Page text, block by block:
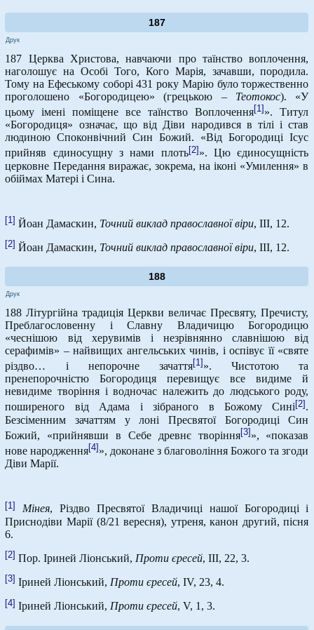
187
Друк
187 Церква Христова, навчаючи про таїнство воплочення,
наголошує на Особі Того, Кого Марія, зачавши, породила.
Тому на Ефеському соборі 431 року Марію було торжественно
проголошено «Богородицею» (грецькою – Теотокос). «У
цьому імені поміщене все таїнство Воплочення[1] ». Титул
«Богородиця» означає, що від Діви народився в тілі і став
людиною Споконвічний Син Божий. «Від Богородиці Ісус
прийняв єдиносущну з нами плоть[2]». Цю єдиносущність
церковне Передання виражає, зокрема, на іконі «Умилення» в
обіймах Матері і Сина.
[1] Йоан Дамаскин, Точний виклад православної віри, ІІІ, 12.
[2] Йоан Дамаскин, Точний виклад православної віри, ІІІ, 12.
188
Друк
188 Літургійна традиція Церкви величає Пресвяту, Пречисту,
Преблагословенну і Славну Владичицю Богородицю
«чеснішою від херувимів і незрівнянно славнішою від
серафимів» – найвищих ангельських чинів, і оспівує її «святе
різдво… і непорочне зачаття[1] ». Чистотою та
пренепорочністю Богородиця перевищує все видиме й
невидиме творіння і водночас належить до людського роду,
поширеного від Адама і зібраного в Божому Сині[2].
Безсіменним зачаттям у лоні Пресвятої Богородиці Син
Божий, «прийнявши в Себе древнє творіння[3]», «показав
нове народження[4] », доконане з благовоління Божого та згоди
Діви Марії.
[1] Мінея, Різдво Пресвятої Владичиці нашої Богородиці і
Приснодіви Марії (8/21 вересня), утреня, канон другий, пісня
6.
[2] Пор. Іриней Ліонський, Проти єресей, ІІІ, 22, 3.
[3] Іриней Ліонський, Проти єресей, ІV, 23, 4.
[4] Іриней Ліонський,Проти єресей, V, 1, 3.